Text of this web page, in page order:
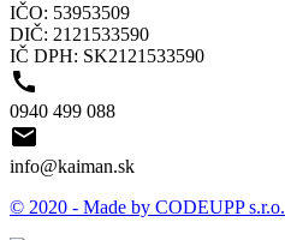
IČO: 53953509
DIČ: 2121533590
IČ DPH: SK2121533590

0940 499 088

info@kaiman.sk
© 2020 - Made by CODEUPP s.r.o.